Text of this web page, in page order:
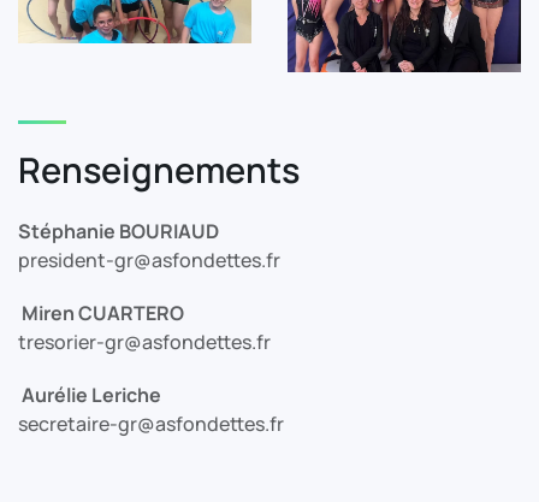
Renseignements
Stéphanie BOURIAUD
president-gr@asfondettes.fr
Miren CUARTERO
tresorier-gr@asfondettes.fr
Aurélie Leriche
secretaire-gr@asfondettes.fr